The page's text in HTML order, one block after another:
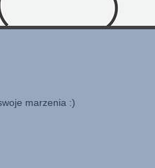
marzenia :)